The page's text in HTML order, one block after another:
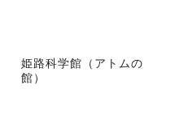
姫路科学館（アトムの
館）